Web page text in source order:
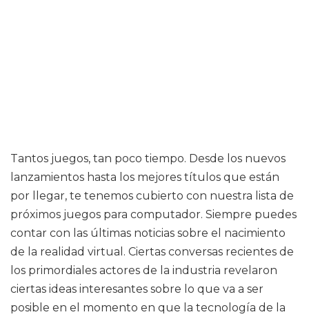
Tantos juegos, tan poco tiempo. Desde los nuevos
lanzamientos hasta los mejores títulos que están
por llegar, te tenemos cubierto con nuestra lista de
próximos juegos para computador. Siempre puedes
contar con las últimas noticias sobre el nacimiento
de la realidad virtual. Ciertas conversas recientes de
los primordiales actores de la industria revelaron
ciertas ideas interesantes sobre lo que va a ser
posible en el momento en que la tecnología de la